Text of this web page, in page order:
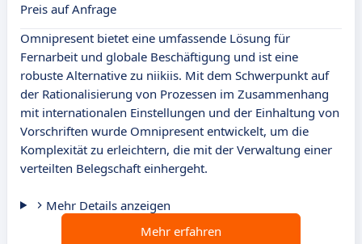
Preis auf Anfrage
Omnipresent bietet eine umfassende Lösung für
Fernarbeit und globale Beschäftigung und ist eine
robuste Alternative zu niikiis. Mit dem Schwerpunkt auf
der Rationalisierung von Prozessen im Zusammenhang
mit internationalen Einstellungen und der Einhaltung von
Vorschriften wurde Omnipresent entwickelt, um die
Komplexität zu erleichtern, die mit der Verwaltung einer
verteilten Belegschaft einhergeht.
Mehr Details anzeigen
Mehr erfahren